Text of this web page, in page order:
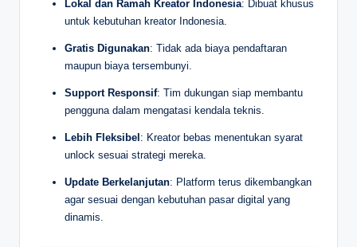
Lokal dan Ramah Kreator Indonesia: Dibuat khusus
untuk kebutuhan kreator Indonesia.
Gratis Digunakan: Tidak ada biaya pendaftaran
maupun biaya tersembunyi.
Support Responsif: Tim dukungan siap membantu
pengguna dalam mengatasi kendala teknis.
Lebih Fleksibel : Kreator bebas menentukan syarat
unlock sesuai strategi mereka.
Update Berkelanjutan: Platform terus dikembangkan
agar sesuai dengan kebutuhan pasar digital yang
dinamis.